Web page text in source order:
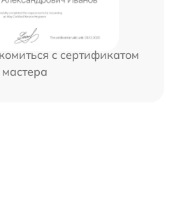
с сертификатом
мастера